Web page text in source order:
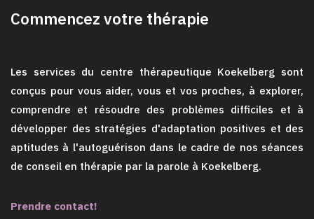
Commencez votre thérapie
Les services du centre thérapeutique Koekelberg sont
conçus pour vous aider, vous et vos proches, à explorer,
comprendre et résoudre des problèmes difficiles et à
développer des stratégies d'adaptation positives et des
aptitudes à l'autoguérison dans le cadre de nos séances
de conseil en thérapie par la parole à Koekelberg.
Prendre contact!